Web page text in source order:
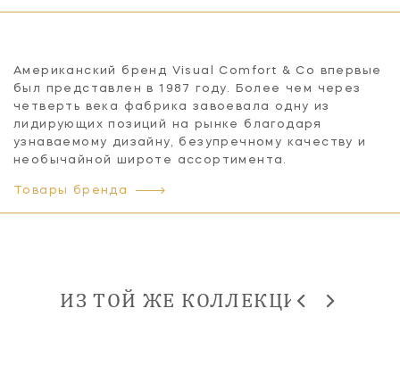
Американский бренд Visual Comfort & Co впервые
был представлен в 1987 году. Более чем через
четверть века фабрика завоевала одну из
лидирующих позиций на рынке благодаря
узнаваемому дизайну, безупречному качеству и
необычайной широте ассортимента.
Товары бренда
ИЗ ТОЙ ЖЕ КОЛЛЕКЦИИ